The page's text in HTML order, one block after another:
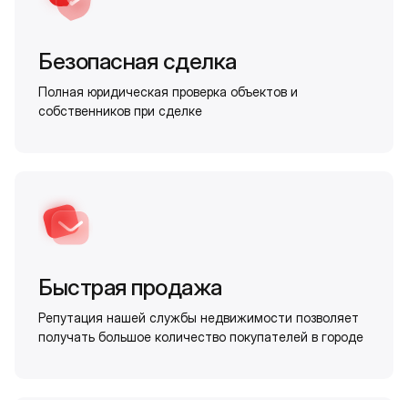
Безопасная сделка
Полная юридическая проверка объектов и
собственников при сделке
Быстрая продажа
Репутация нашей службы недвижимости позволяет
получать большое количество покупателей в городе